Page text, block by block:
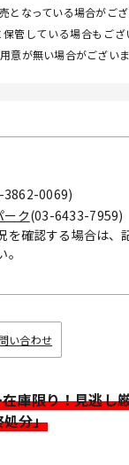
となっている場合がござ
管している場合もご
意が無い場合がございま
3862-0069)
ーク(03-6433-7959)
を確認する場合は、
い合わせ
庫限り！見逃し
処分」